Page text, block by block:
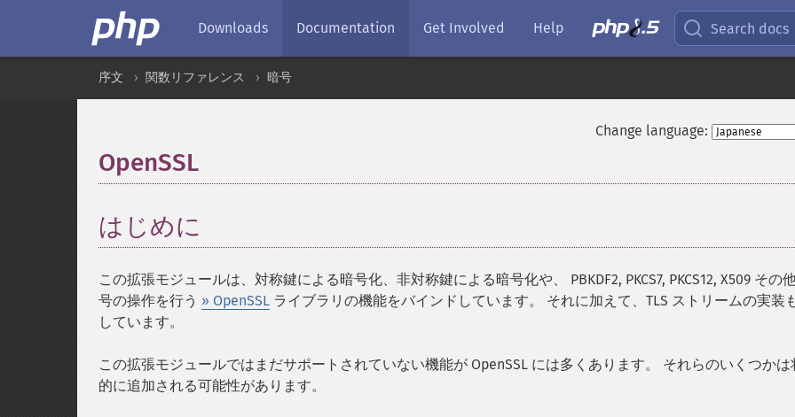
Downloads Documentation Get Involved Help Search docs
序文 関数リファレンス 暗号
Change language:
OpenSSL
はじめに
この拡張モジュールは、対称鍵による暗号化、非対称鍵による暗号化や、 PBKDF2, PKCS7, PKCS12, X509 その
号の操作を行う » OpenSSL ライブラリの機能をバインドしています。 それに加えて、TLS ストリームの実装
しています。
この拡張モジュールではまだサポートされていない機能が OpenSSL には多くあります。 それらのいくつかは
的に追加される可能性があります。